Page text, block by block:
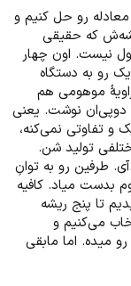
رو حل کنیم و
که حقیقی
نیست. اون چهار
رو به دستگاه
موهومی هم
دوپی‌ان نوشت. یعنی
و تفاوتی نمی‌کنه،
تولید شن.
طرفین رو به توانِ
بدست میاد. کافیه
تا پنج ریشه
می‌کنیم و
میده. اما مابقی